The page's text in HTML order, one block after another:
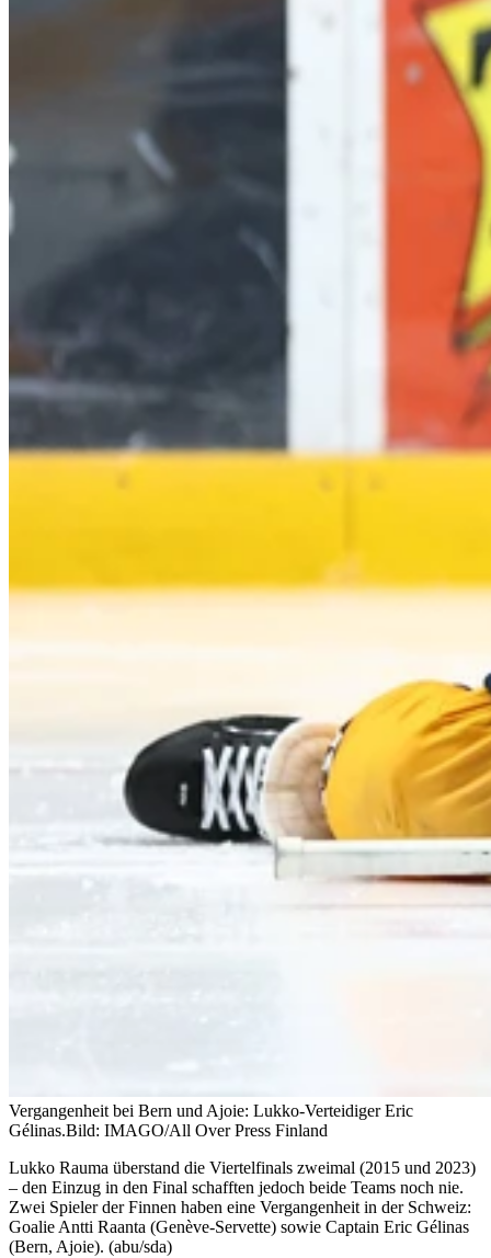
Vergangenheit bei Bern und Ajoie: Lukko-Verteidiger Eric
Gélinas.Bild: IMAGO/All Over Press Finland
Lukko Rauma überstand die Viertelfinals zweimal (2015 und 2023)
– den Einzug in den Final schafften jedoch beide Teams noch nie.
Zwei Spieler der Finnen haben eine Vergangenheit in der Schweiz:
Goalie Antti Raanta (Genève-Servette) sowie Captain Eric Gélinas
(Bern, Ajoie). (abu/sda)